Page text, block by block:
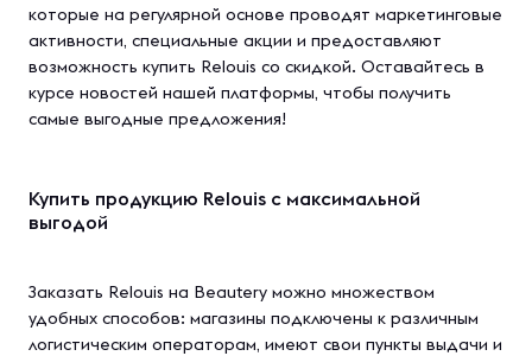
которые на регулярной основе проводят маркетинговые
активности, специальные акции и предоставляют
возможность купить Relouis со скидкой. Оставайтесь в
курсе новостей нашей платформы, чтобы получить
самые выгодные предложения!
Купить продукцию Relouis с максимальной
выгодой
Заказать Relouis на Beautery можно множеством
удобных способов: магазины подключены к различным
логистическим операторам, имеют свои пункты выдачи и